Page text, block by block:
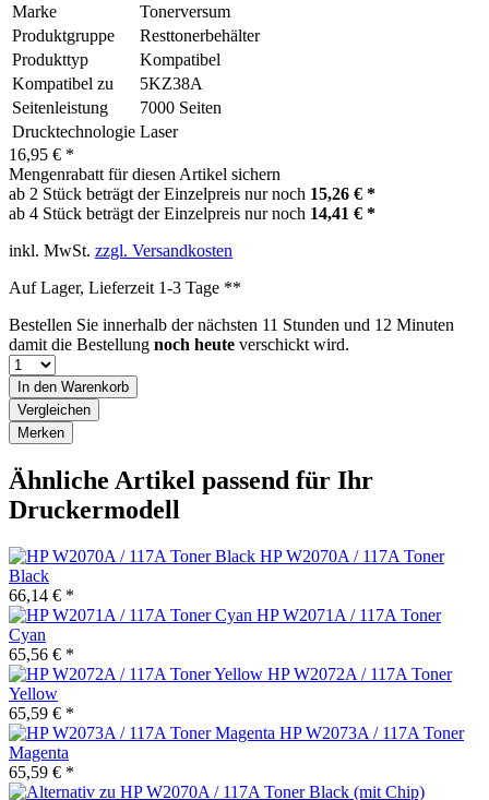
Marke
Tonerversum
Produktgruppe
Resttonerbehälter
Produkttyp
Kompatibel
Kompatibel zu
5KZ38A
Seitenleistung
7000 Seiten
Drucktechnologie Laser
16,95 € *
Mengenrabatt für diesen Artikel sichern
ab 2 Stück beträgt der Einzelpreis nur noch 15,26 € *
ab 4 Stück beträgt der Einzelpreis nur noch 14,41 € *
inkl. MwSt. zzgl. Versandkosten
Auf Lager, Lieferzeit 1-3 Tage **
Bestellen Sie innerhalb der nächsten 11 Stunden und 12 Minuten
damit die Bestellung noch heute verschickt wird.
In den Warenkorb
Vergleichen
Merken
Ähnliche Artikel passend für Ihr
Druckermodell
HP W2070A / 117A Toner
Black
66,14 € *
HP W2071A / 117A Toner
Cyan
65,56 € *
HP W2072A / 117A Toner
Yellow
65,59 € *
HP W2073A / 117A Toner
Magenta
65,59 € *